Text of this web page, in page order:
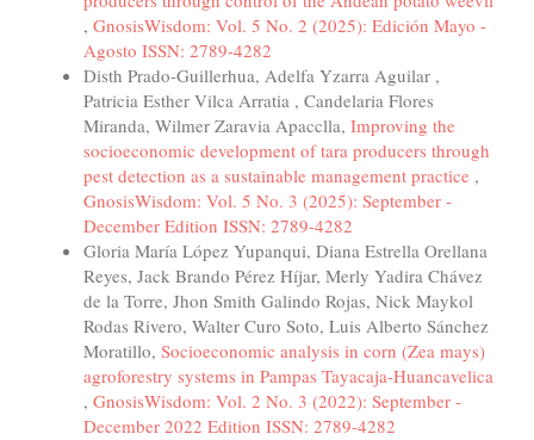
, GnosisWisdom: Vol. 5 No. 2 (2025): Edición Mayo -
Agosto ISSN: 2789-4282
Disth Prado-Guillerhua, Adelfa Yzarra Aguilar ,
Patricia Esther Vilca Arratia , Candelaria Flores
Miranda, Wilmer Zaravia Apacclla, Improving the
socioeconomic development of tara producers through
pest detection as a sustainable management practice ,
GnosisWisdom: Vol. 5 No. 3 (2025): September -
December Edition ISSN: 2789-4282
Gloria María López Yupanqui, Diana Estrella Orellana
Reyes, Jack Brando Pérez Híjar, Merly Yadira Chávez
de la Torre, Jhon Smith Galindo Rojas, Nick Maykol
Rodas Rivero, Walter Curo Soto, Luis Alberto Sánchez
Moratillo, Socioeconomic analysis in corn (Zea mays)
agroforestry systems in Pampas Tayacaja-Huancavelica
, GnosisWisdom: Vol. 2 No. 3 (2022): September -
December 2022 Edition ISSN: 2789-4282